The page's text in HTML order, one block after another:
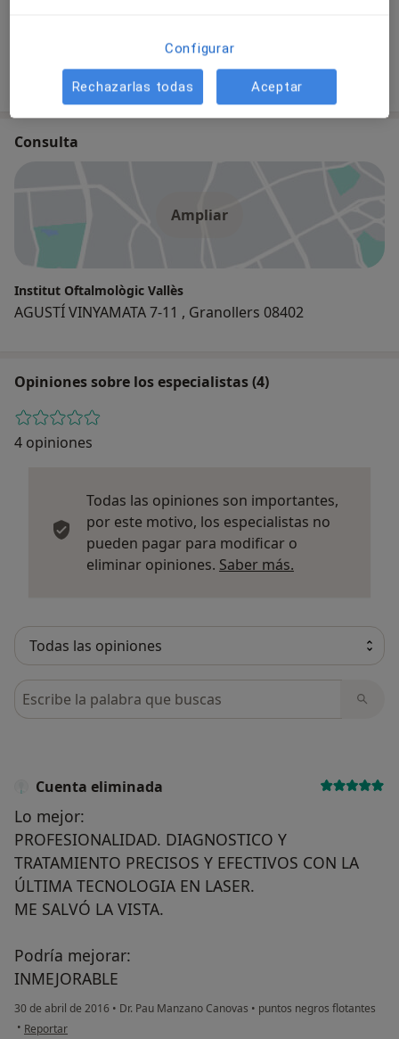
Oftalmólogo
17 opiniones
Consulta
Ampliar
Institut Oftalmològic Vallès
AGUSTÍ VINYAMATA 7-11 , Granollers 08402
Opiniones sobre los especialistas (4)
4 opiniones
Todas las opiniones son importantes,
por este motivo, los especialistas no
pueden pagar para modificar o
eliminar opiniones. Saber más.
Busca en opiniones
Cuenta eliminada
Lo mejor:
PROFESIONALIDAD. DIAGNOSTICO Y
TRATAMIENTO PRECISOS Y EFECTIVOS CON LA
ÚLTIMA TECNOLOGIA EN LASER.
ME SALVÓ LA VISTA.
Podría mejorar:
INMEJORABLE
30 de abril de 2016 • Dr. Pau Manzano Canovas • puntos negros flotantes
• en opinión del usuario Cuenta eliminada
Reportar
Configurar
Rechazarlas todas Aceptar